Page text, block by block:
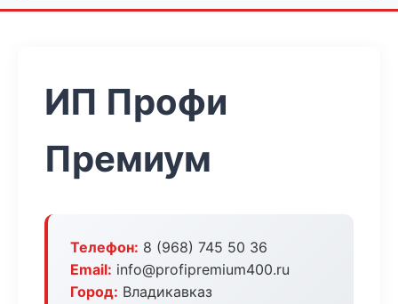
ИП Профи
Премиум
Телефон: 8 (968) 745 50 36
Email: info@profipremium400.ru
Город: Владикавказ